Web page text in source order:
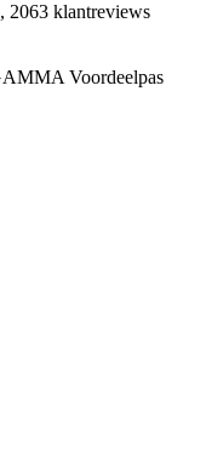
2063 klantreviews
Voordeelpas